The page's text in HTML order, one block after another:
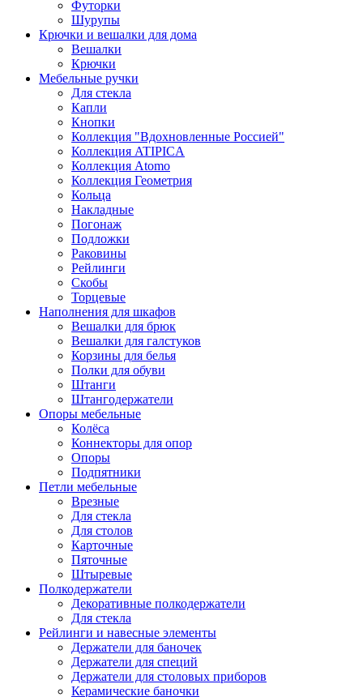
Футорки
Шурупы
Крючки и вешалки для дома
Вешалки
Крючки
Мебельные ручки
Для стекла
Капли
Кнопки
Коллекция "Вдохновленные Россией"
Коллекция ATIPICA
Коллекция Atomo
Коллекция Геометрия
Кольца
Накладные
Погонаж
Подложки
Раковины
Рейлинги
Скобы
Торцевые
Наполнения для шкафов
Вешалки для брюк
Вешалки для галстуков
Корзины для белья
Полки для обуви
Штанги
Штангодержатели
Опоры мебельные
Колёса
Коннекторы для опор
Опоры
Подпятники
Петли мебельные
Врезные
Для стекла
Для столов
Карточные
Пяточные
Штыревые
Полкодержатели
Декоративные полкодержатели
Для стекла
Рейлинги и навесные элементы
Держатели для баночек
Держатели для специй
Держатели для столовых приборов
Керамические баночки